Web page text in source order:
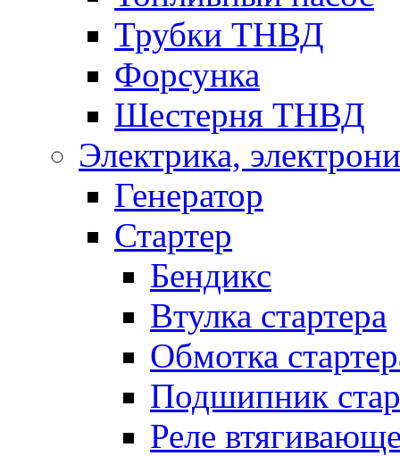
Трубки ТНВД
Форсунка
Шестерня ТНВД
Электрика,
Генератор
Стартер
Бендикс
Втулка стартера
Обмотка
Подшипник
Реле